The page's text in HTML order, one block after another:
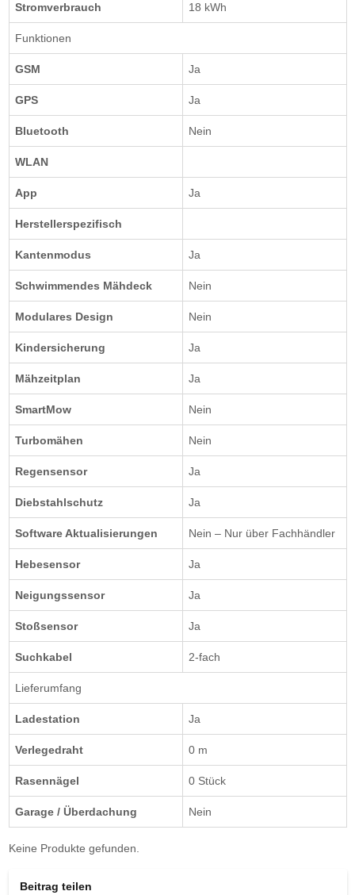
Stromverbrauch 18 kWh
Funktionen
GSM Ja
GPS Ja
Bluetooth Nein
WLAN
App Ja
Herstellerspezifisch
Kantenmodus Ja
Schwimmendes Mähdeck Nein
Modulares Design Nein
Kindersicherung Ja
Mähzeitplan Ja
SmartMow Nein
Turbomähen Nein
Regensensor Ja
Diebstahlschutz Ja
Software Aktualisierungen Nein – Nur über Fachhändler
Hebesensor Ja
Neigungssensor Ja
Stoßsensor Ja
Suchkabel 2-fach
Lieferumfang
Ladestation Ja
Verlegedraht 0 m
Rasennägel 0 Stück
Garage / Überdachung Nein
Keine Produkte gefunden.
Beitrag teilen